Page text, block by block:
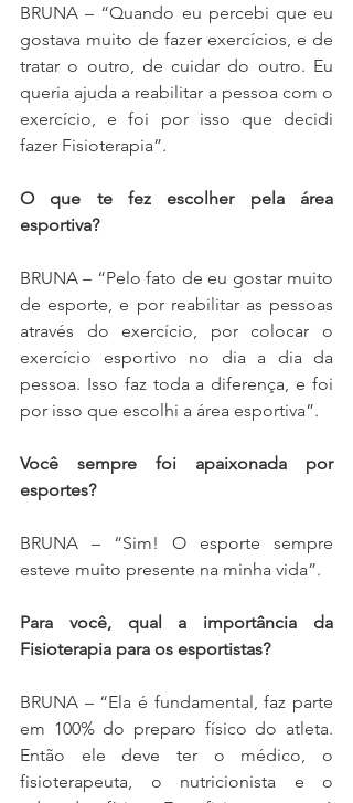
BRUNA – “Quando eu percebi que eu
gostava muito de fazer exercícios, e de
tratar o outro, de cuidar do outro. Eu
queria ajuda a reabilitar a pessoa com o
exercício, e foi por isso que decidi
fazer Fisioterapia”.
O que te fez escolher pela área
esportiva?
BRUNA – “Pelo fato de eu gostar muito
de esporte, e por reabilitar as pessoas
através do exercício, por colocar o
exercício esportivo no dia a dia da
pessoa. Isso faz toda a diferença, e foi
por isso que escolhi a área esportiva”.
Você sempre foi apaixonada por
esportes?
BRUNA – “Sim! O esporte sempre
esteve muito presente na minha vida”.
Para você, qual a importância da
Fisioterapia para os esportistas?
BRUNA – “Ela é fundamental, faz parte
em 100% do preparo físico do atleta.
Então ele deve ter o médico, o
fisioterapeuta, o nutricionista e o